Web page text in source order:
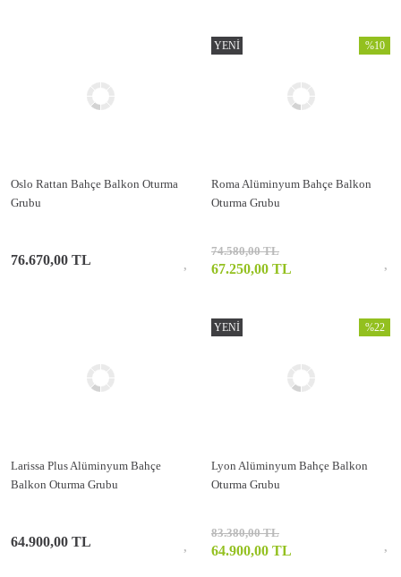
Oslo Rattan Bahçe Balkon Oturma
Grubu
76.670,00 TL
YENİ
Roma Alüminyum Bahçe Balkon
Oturma Grubu
%10
74.580,00 TL
67.250,00 TL
Larissa Plus Alüminyum Bahçe
Balkon Oturma Grubu
64.900,00 TL
YENİ
Lyon Alüminyum Bahçe Balkon
Oturma Grubu
%22
83.380,00 TL
64.900,00 TL